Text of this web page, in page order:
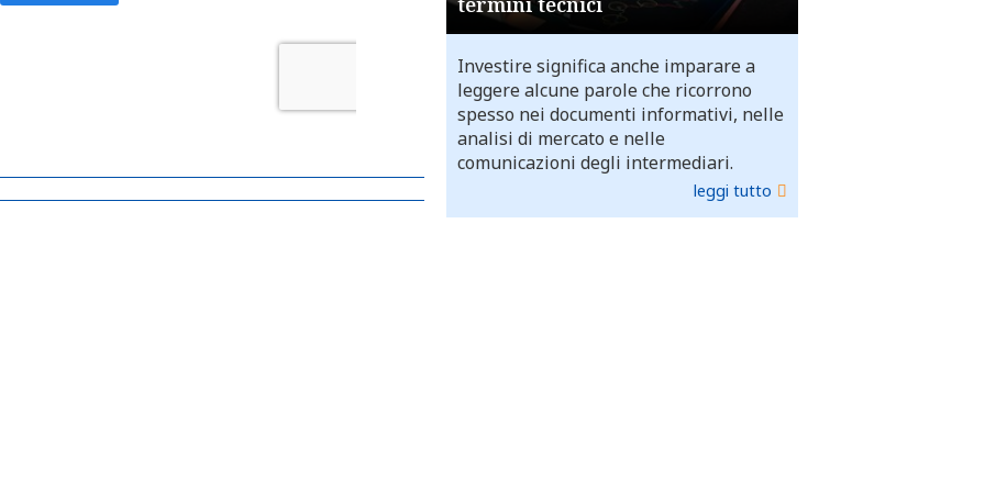
Investire significa anche imparare a
leggere alcune parole che ricorrono
spesso nei documenti informativi, nelle
analisi di mercato e nelle
comunicazioni degli intermediari.
leggi tutto